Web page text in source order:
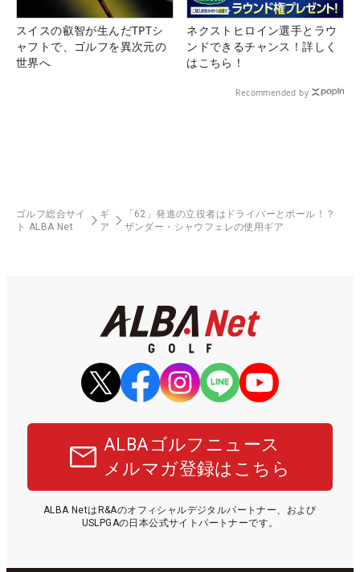
スイスの叡智が生んだTPTシ
ャフトで、ゴルフを異次元の
世界へ
ネクストヒロイン選手とラウ
ンドできるチャンス！詳しく
はこちら！
Recommended by
ゴルフ総合サイ
ト ALBA Net
ギ
ア
「62」発進の立役者はドライバーとボール！？
ザンダー・シャウフェレの使用ギア
ALBAゴルフニュース
メルマガ登録はこちら
ALBA NetはR&Aのオフィシャルデジタルパートナー、および
USLPGAの日本公式サイトパートナーです。